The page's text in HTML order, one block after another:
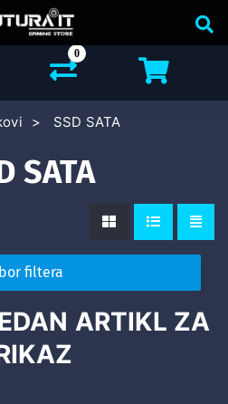
0
SSD SATA
SATA
filtera
ARTIKL ZA